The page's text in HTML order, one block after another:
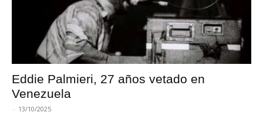
Eddie Palmieri, 27 años vetado en
Venezuela
- 13/10/2025